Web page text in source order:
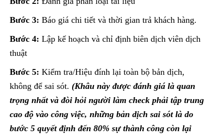
Bước 3: Báo giá chi tiết và thời gian trả khách hàng.
Bước 4: Lập kế hoạch và chỉ định biên dịch viên dịch
thuật
Bước 5: Kiểm tra/Hiệu đính lại toàn bộ bản dịch,
không để sai sót. (Khâu này được đánh giá là quan
trọng nhất và đòi hỏi người làm check phải tập trung
cao độ vào công việc, những bản dịch sai sót là do
bước 5 quyết định đến 80% sự thành công còn lại